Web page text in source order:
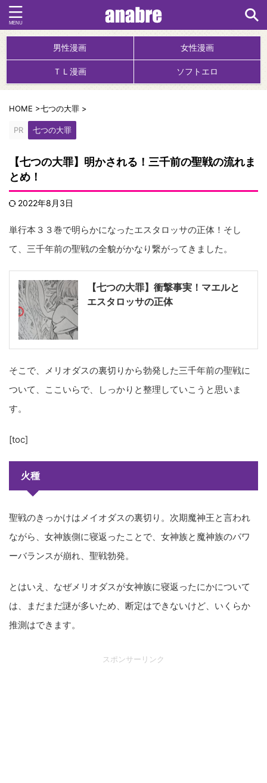
男性漫画 女性漫画
ＴＬ漫画 ソフトエロ
HOME >七つの大罪 >
PR 七つの大罪
【七つの大罪】明かされる！三千前の聖戦の流れま
とめ！
2022年8月3日
単行本３３巻で明らかになったエスタロッサの正体！そし
て、三千年前の聖戦の全貌がかなり繋がってきました。
【七つの大罪】衝撃事実！マエルと
エスタロッサの正体
そこで、メリオダスの裏切りから勃発した三千年前の聖戦に
ついて、ここいらで、しっかりと整理していこうと思いま
す。
[toc]
火種
聖戦のきっかけはメイオダスの裏切り。次期魔神王と言われ
ながら、女神族側に寝返ったことで、女神族と魔神族のパワ
ーバランスが崩れ、聖戦勃発。
とはいえ、なぜメリオダスが女神族に寝返ったにかについて
は、まだまだ謎が多いため、断定はできないけど、いくらか
推測はできます。
スポンサーリンク